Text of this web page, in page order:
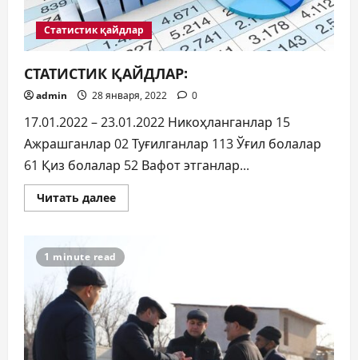
Статистик қайдлар
СТАТИСТИК ҚАЙДЛАР:
admin 28 января, 2022 0
17.01.2022 – 23.01.2022 Никоҳланганлар 15
Ажрашганлар 02 Туғилганлар 113 Ўғил болалар
61 Қиз болалар 52 Вафот этганлар...
Читать далееПрочитать
больше
1 minute read